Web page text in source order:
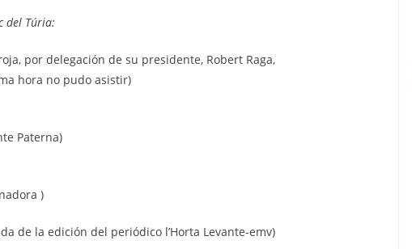
del Túria:
por delegación de su presidente, Robert Raga,
hora no pudo asistir)
Paterna)
)
de la edición del periódico l’Horta Levante-emv)